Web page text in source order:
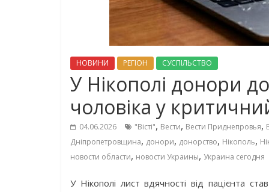
НОВИНИ РЕГІОН СУСПІЛЬСТВО
У Нікополі донори
чоловіка у
04.06.2026 "Вісті", Вести, Вести Приднепровья,
Дніпропетровщина, донори, донорство, Нікополь,
новости области, новости Украины, Украина сегодня
У Нікополі лист вдячності від пацієнта